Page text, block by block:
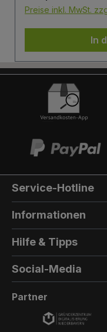
einem Schlüssel
heißt, Sie
verbauen, den
haben und die
Schlüssel
Briefkasten
einem separaten
Auffangkorb.
Seiten einen
benötigen,
die gleiche
vordere Pakettür
baugleich zur
Außenmaterial:
Laminate) -
Trespa Bei
Sonderfarben
Preise inkl. MwSt.
In
Service-Hotline
Informationen
Hilfe & Tipps
Social-Media
Partner